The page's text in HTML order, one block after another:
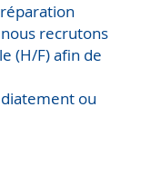
recrutons
(H/F) afin de
ou